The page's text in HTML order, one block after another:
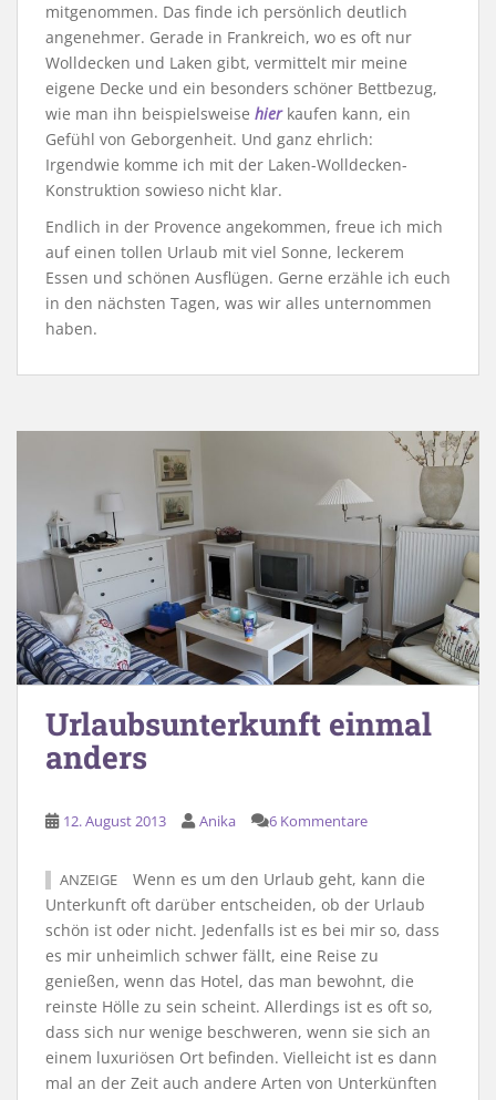
mitgenommen. Das finde ich persönlich deutlich
angenehmer. Gerade in Frankreich, wo es oft nur
Wolldecken und Laken gibt, vermittelt mir meine
eigene Decke und ein besonders schöner Bettbezug,
wie man ihn beispielsweise hierkaufen kann, ein
Gefühl von Geborgenheit. Und ganz ehrlich:
Irgendwie komme ich mit der Laken-Wolldecken-
Konstruktion sowieso nicht klar.
Endlich in der Provence angekommen, freue ich mich
auf einen tollen Urlaub mit viel Sonne, leckerem
Essen und schönen Ausflügen. Gerne erzähle ich euch
in den nächsten Tagen, was wir alles unternommen
haben.
Urlaubsunterkunft einmal
anders
12. August 2013 Anika 6 Kommentare
ANZEIGE
Wenn es um den Urlaub geht, kann die
Unterkunft oft darüber entscheiden, ob der Urlaub
schön ist oder nicht. Jedenfalls ist es bei mir so, dass
es mir unheimlich schwer fällt, eine Reise zu
genießen, wenn das Hotel, das man bewohnt, die
reinste Hölle zu sein scheint. Allerdings ist es oft so,
dass sich nur wenige beschweren, wenn sie sich an
einem luxuriösen Ort befinden. Vielleicht ist es dann
mal an der Zeit auch andere Arten von Unterkünften